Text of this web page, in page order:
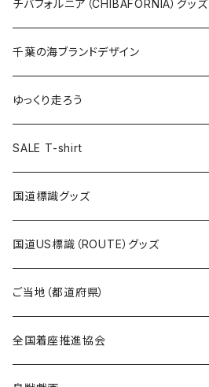
Tシャツ
キャップ
トートバッグ
ランチバッグ
エコバッグ
缶バッジ
キーホルダー
クリアファイル
ステッカー
缶バッジ
キーホルダー
クリアファイル
缶バッジ54mm
エコバッグ
JAGUARさんコラボグッズ
Tシャツ
ステッカー
サコッシュ
ホテルキーホルダー
モーテルキーホルダー
トートバッグ
ステッカー
缶バッジ
クリアファイル
マスク
エコバッグ
千葉ロッテマリーンズコラボ
Tシャツ
キャップ
エコバッグ
ステッカー
モーテルキーホルダー
ホテルキーホルダー
トートバッグ
チバフォルニア（CHIBAFORNIA）グッズ
Tシャツ
キャップ
ステッカー
ホテルキーホルダー
千葉の海ブランドデザイン
Tシャツ
キャップ
ステッカー
ゆっくり走ろう
Tシャツ
ステッカー
ホテルキーホルダー
SALE T-shirt
国道標識グッズ
ステッカー
国道0～99号線
国道100～199号線
Tシャツ
キャップ
国道US標識（ROUTE）グッズ
ステッカー
ROUTE 0～99号線
ROUTE100～199号線
Tシャツ
ご当地（都道府県）
北海道
全国着座推進協会